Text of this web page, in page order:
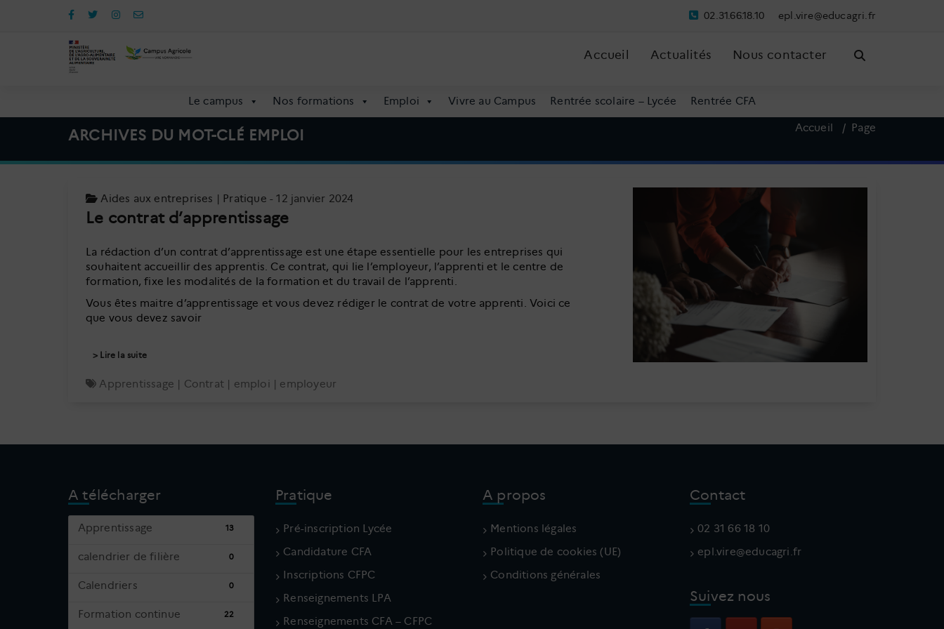
rf.
irgac
ude@e
riv.l
pe
02.31.66.18.10
Accueil Actualités Nous contacter
Le campus Nos formations Emploi Vivre au Campus Rentrée scolaire – Lycée Rentrée CFA
ARCHIVES DU MOT-CLÉ EMPLOI Accueil / Page
Aides aux entreprises | Pratique - 12 janvier 2024
Le contrat d’apprentissage
La rédaction d’un contrat d’apprentissage est une étape essentielle pour les entreprises qui
souhaitent accueillir des apprentis. Ce contrat, qui lie l’employeur, l’apprenti et le centre de
formation, fixe les modalités de la formation et du travail de l’apprenti.
Vous êtes maitre d’apprentissage et vous devez rédiger le contrat de votre apprenti. Voici ce
que vous devez savoir
Lire la suite
Apprentissage | Contrat | emploi | employeur
A télécharger
Apprentissage 13
calendrier de filière 0
Calendriers 0
Formation continue 22
Pratique
Pré-inscription Lycée
Candidature CFA
Inscriptions CFPC
Renseignements LPA
Renseignements CFA – CFPC
A propos
Mentions légales
Politique de cookies (UE)
Conditions générales
Contact
02 31 66 18 10
rf.ir
gacud
e@eri
v.lpe
Suivez nous